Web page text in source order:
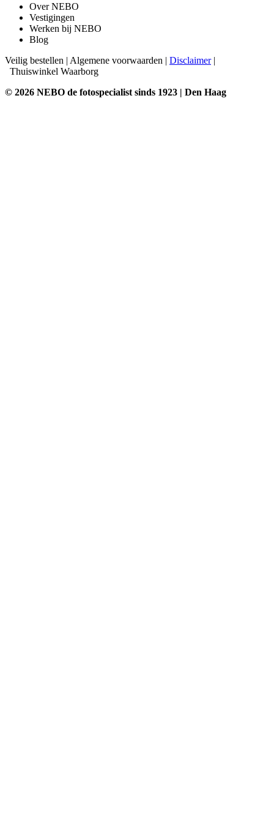
Over NEBO
Vestigingen
Werken bij NEBO
Blog
Veilig bestellen | Algemene voorwaarden | Disclaimer|
Thuiswinkel Waarborg
© 2026 NEBO de fotospecialist sinds 1923 | Den Haag